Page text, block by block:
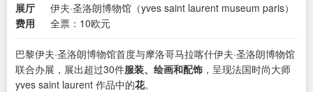
展厅
伊夫·圣洛朗博物馆（yves saint laurent museum paris）
费用
全票：10欧元
巴黎伊夫·圣洛朗博物馆首度与摩洛哥马拉喀什伊夫·圣洛朗博物馆
联合办展，展出超过30件服装、绘画和配饰 ，呈现法国时尚大师
yves saint laurent 作品中的花。